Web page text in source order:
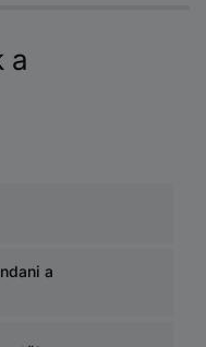
a
Fiók létrehozása"
a